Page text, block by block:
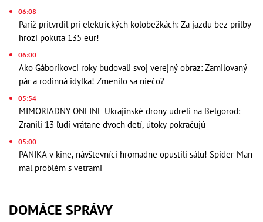
06:08
Paríž pritvrdil pri elektrických kolobežkách: Za jazdu bez prilby
hrozí pokuta 135 eur!
06:00
Ako Gáboríkovci roky budovali svoj verejný obraz: Zamilovaný
pár a rodinná idylka! Zmenilo sa niečo?
05:54
MIMORIADNY ONLINE Ukrajinské drony udreli na Belgorod:
Zranili 13 ľudí vrátane dvoch detí, útoky pokračujú
05:00
PANIKA v kine, návštevníci hromadne opustili sálu! Spider-Man
mal problém s vetrami
DOMÁCE SPRÁVY